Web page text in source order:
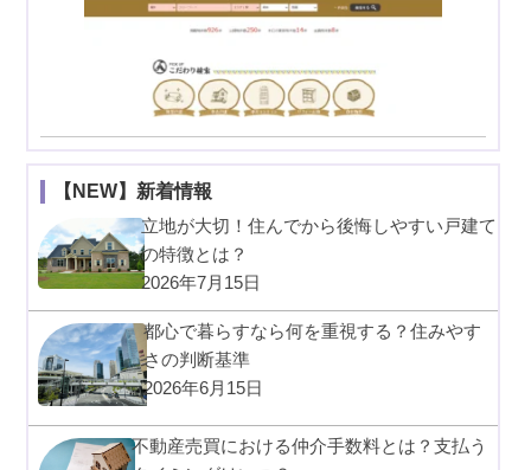
【NEW】新着情報
立地が大切！住んでから後悔しやすい戸建て
の特徴とは？
2026年7月15日
都心で暮らすなら何を重視する？住みやす
さの判断基準
2026年6月15日
不動産売買における仲介手数料とは？支払う